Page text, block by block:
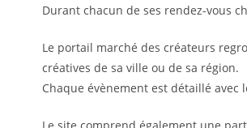
Durant chacun de ses rendez-vous
Le portail marché des créateurs
créatives de sa ville ou de sa région.
Chaque évènement est détaillé